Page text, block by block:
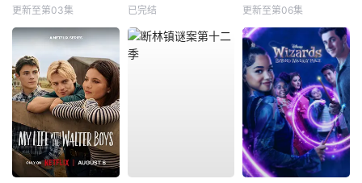
更新至第03集 已完结 更新至第06集